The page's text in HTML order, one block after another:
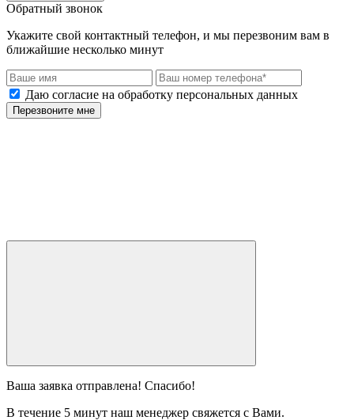
Обратный звонок
Укажите свой контактный телефон, и мы перезвоним вам в
ближайшие несколько минут
Даю согласие на обработку персональных данных
Перезвоните мне
Ваша заявка отправлена! Спасибо!
В течение 5 минут наш менеджер свяжется с Вами.